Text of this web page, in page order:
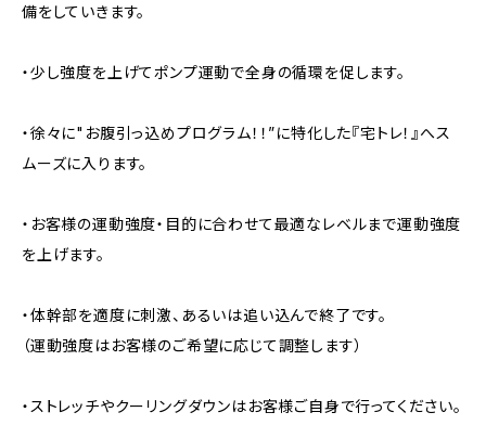
備をしていきます。
・少し強度を上げてポンプ運動で全身の循環を促します。
・徐々に"お腹引っ込めプログラム！！”に特化した『宅トレ！』へス
ムーズに入ります。
・お客様の運動強度・目的に合わせて最適なレベルまで運動強度
を上げます。
・体幹部を適度に刺激、あるいは追い込んで終了です。
（運動強度はお客様のご希望に応じて調整します）
・ストレッチやクーリングダウンはお客様ご自身で行ってください。